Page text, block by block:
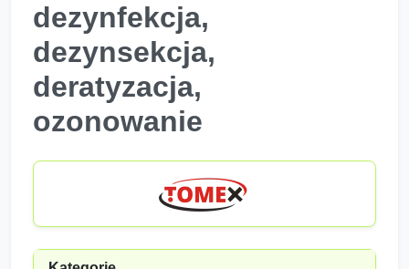
dezynfekcja,
dezynsekcja,
deratyzacja,
ozonowanie